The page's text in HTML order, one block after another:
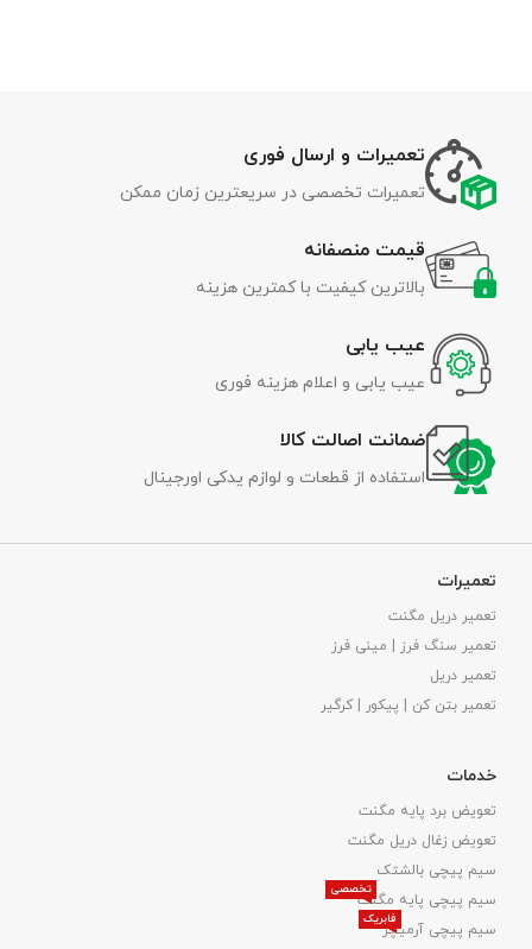
تعمیرات و ارسال فوری
تعمیرات تخصصی در سریعترین زمان ممکن
قیمت منصفانه
بالاترین کیفیت با کمترین هزینه
عیب یابی
عیب یابی و اعلام هزینه فوری
ضمانت اصالت کالا
استفاده از قطعات و لوازم یدکی اورجینال
تعمیرات
تعمیر دریل مگنت
تعمیر سنگ فرز | مینی فرز
تعمیر دریل
تعمیر بتن کن | پیکور | کرگیر
خدمات
تعویض برد پایه مگنت
تعویض زغال دریل مگنت
سیم پیچی بالشتک
سیم پیچی پایه مگنت
تخصصی
سیم پیچی آرمیچر
فابریک